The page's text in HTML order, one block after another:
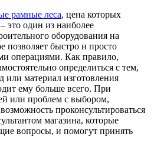
рамные леса, цена которых
это один из наиболее
оборудования на
позволяет быстро и просто
операциями. Как правило,
определиться с тем,
или материал изготовления
ему больше всего. При
или проблем с выбором,
проконсультироваться
магазина, которые
вопросы, и помогут принять